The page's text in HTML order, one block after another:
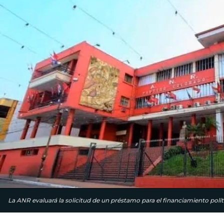
La ANR evaluará la solicitud de un préstamo para el financiamiento